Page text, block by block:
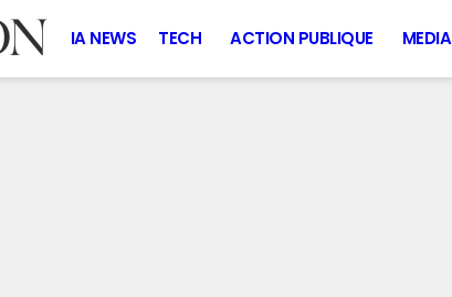
IA NEWS TECH ACTION PUBLIQUE MEDIA